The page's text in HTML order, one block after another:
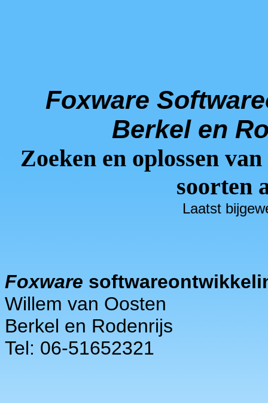
Foxware
Berkel en
Zoeken en oplossen
soorten
Laatst
Foxware
Willem van Oosten
Berkel en Rodenrijs
Tel: 06-51652321